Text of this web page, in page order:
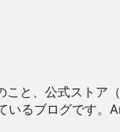
と、公式スト
いるブログです